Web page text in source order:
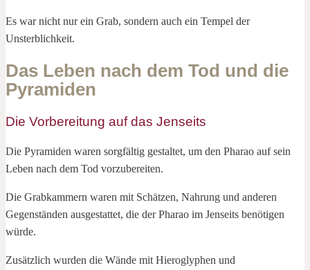
Es war nicht nur ein Grab, sondern auch ein Tempel der
Unsterblichkeit.
Das Leben nach dem Tod und die
Pyramiden
Die Vorbereitung auf das Jenseits
Die Pyramiden waren sorgfältig gestaltet, um den Pharao auf sein
Leben nach dem Tod vorzubereiten.
Die Grabkammern waren mit Schätzen, Nahrung und anderen
Gegenständen ausgestattet, die der Pharao im Jenseits benötigen
würde.
Zusätzlich wurden die Wände mit Hieroglyphen und